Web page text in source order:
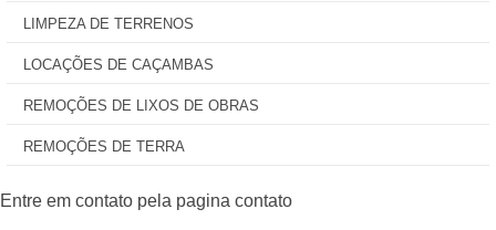
LIMPEZA DE TERRENOS
LOCAÇÕES DE CAÇAMBAS
REMOÇÕES DE LIXOS DE OBRAS
REMOÇÕES DE TERRA